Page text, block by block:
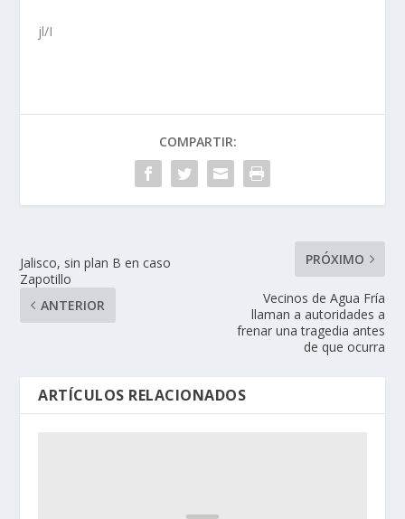
jl/I
COMPARTIR:
Jalisco, sin plan B en caso
Zapotillo
ANTERIOR
PRÓXIMO
Vecinos de Agua Fría
llaman a autoridades a
frenar una tragedia antes
de que ocurra
ARTÍCULOS RELACIONADOS